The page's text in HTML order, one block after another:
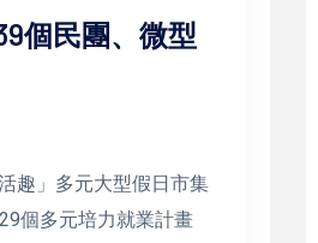
個民團、微型
趣」多元大型假日市集
個多元培力就業計畫